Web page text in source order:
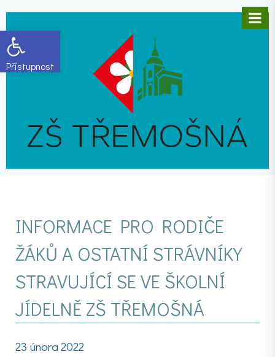
Open toolbar
INFORMACE PRO RODIČE
ŽÁKŮ A OSTATNÍ STRÁVNÍKY
STRAVUJÍCÍ SE VE ŠKOLNÍ
JÍDELNĚ ZŠ TŘEMOŠNÁ
23 února 2022